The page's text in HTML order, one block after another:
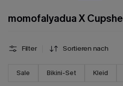
momofalyadua X Cupshe
Filter Sortieren nach
Sale Bikini-Set Kleid